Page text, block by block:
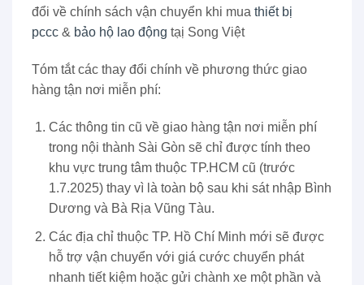
đổi về chính sách vận chuyển khi mua thiết bị
pccc & bảo hộ lao động tạị Song Việt
Tóm tắt các thay đổi chính về phương thức giao
hàng tận nơi miễn phí:
Các thông tin cũ về giao hàng tận nơi miễn phí
trong nội thành Sài Gòn sẽ chỉ được tính theo
khu vực trung tâm thuộc TP.HCM cũ (trước
1.7.2025) thay vì là toàn bộ sau khi sát nhập Bình
Dương và Bà Rịa Vũng Tàu.
Các địa chỉ thuộc TP. Hồ Chí Minh mới sẽ được
hỗ trợ vận chuyển với giá cước chuyển phát
nhanh tiết kiệm hoặc gửi chành xe một phần và